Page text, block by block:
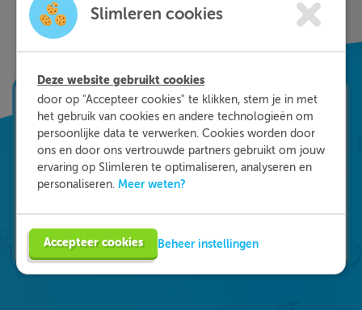
uitleg hoe je de vraag het beste kunt oplossen.
Zo leer je sneller en effectiever; dat is pas
Slimleren!
Slimleren cookies
Deze website gebruikt cookies
door op "Accepteer cookies" te klikken, stem je in met
het gebruik van cookies en andere technologieën om
persoonlijke data te verwerken. Cookies worden door
ons en door ons vertrouwde partners gebruikt om jouw
ervaring op Slimleren te optimaliseren, analyseren en
personaliseren. Meer weten?
Accepteer cookies Beheer instellingen